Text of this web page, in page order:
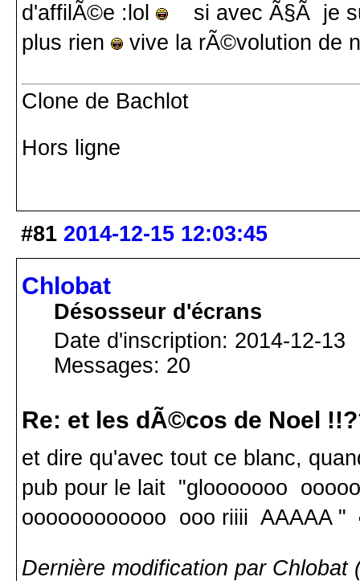
d'affilÃ©e :lol
si avec Ã§Ã je
plus rien
vive la rÃ©volution de
Clone de Bachlot
Hors ligne
#81 2014-12-15 12:03:45
Chlobat
Désosseur d'écrans
Date d'inscription: 2014-12-13
Messages: 20
Re: et les dÃ©cos de Noel
et dire qu'avec tout ce blanc,
pub pour le lait "glooooooo
oooooooooooo ooo riiii AAAAA "
Dernière modification par Chlobat